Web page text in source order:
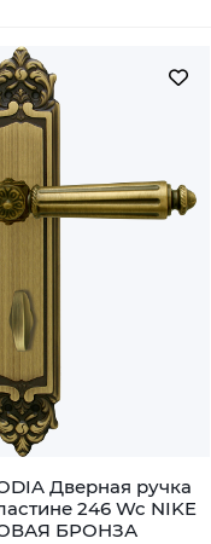
Дверная ручка
246 Wc NIKE
БРОНЗА